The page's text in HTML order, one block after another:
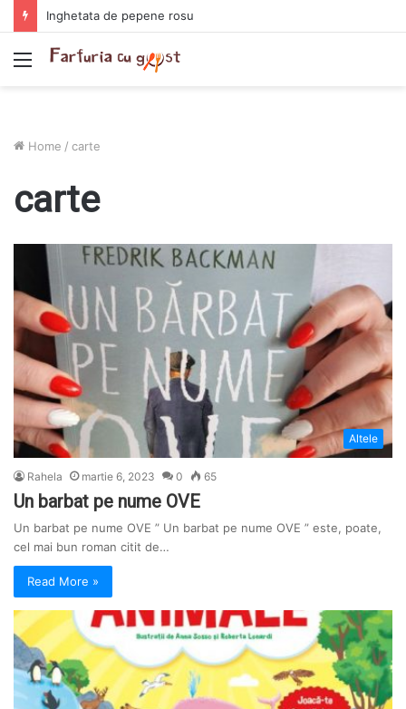
Inghetata de pepene rosu
Menu
Home / carte
carte
Altele
Rahela martie 6, 2023 0 65
Un barbat pe nume OVE
Un barbat pe nume OVE ” Un barbat pe nume OVE ” este, poate,
cel mai bun roman citit de…
Read More »